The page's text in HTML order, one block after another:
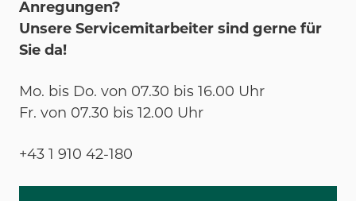
Anregungen?
Unsere Servicemitarbeiter sind gerne für
Sie da!
Mo. bis Do. von 07.30 bis 16.00 Uhr
Fr. von 07.30 bis 12.00 Uhr
+43 1 910 42-180